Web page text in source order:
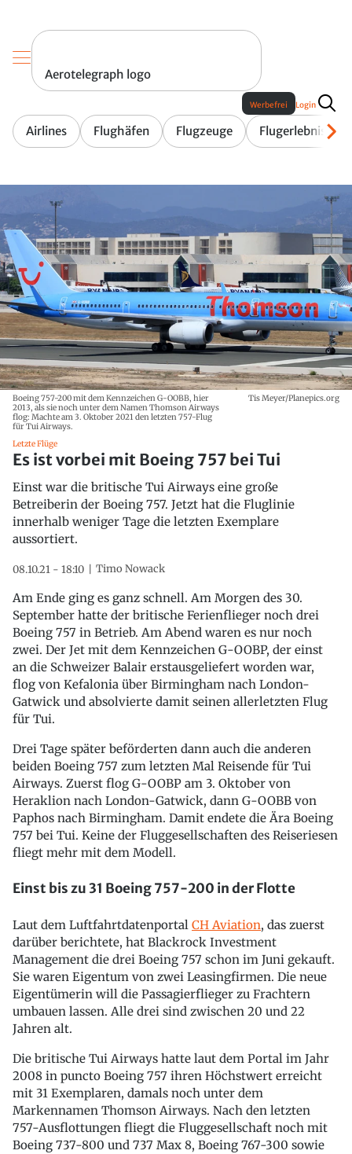
Aerotelegraph logo
Airlines Flughäfen Flugzeuge Flugerlebnis
Werbefrei Login
Boeing 757-200 mit dem Kennzeichen G-OOBB, hier
2013, als sie noch unter dem Namen Thomson Airways
flog: Machte am 3. Oktober 2021 den letzten 757-Flug
für Tui Airways.
Tis Meyer/Planepics.org
Letzte Flüge
Es ist vorbei mit Boeing 757 bei Tui
Einst war die britische Tui Airways eine große
Betreiberin der Boeing 757. Jetzt hat die Fluglinie
innerhalb weniger Tage die letzten Exemplare
aussortiert.
08.10.21 - 18:10 Timo Nowack
Am Ende ging es ganz schnell. Am Morgen des 30.
September hatte der britische Ferienflieger noch drei
Boeing 757 in Betrieb. Am Abend waren es nur noch
zwei. Der Jet mit dem Kennzeichen G-OOBP, der einst
an die Schweizer Balair erstausgeliefert worden war,
flog von Kefalonia über Birmingham nach London-
Gatwick und absolvierte damit seinen allerletzten Flug
für Tui.
Drei Tage später beförderten dann auch die anderen
beiden Boeing 757 zum letzten Mal Reisende für Tui
Airways. Zuerst flog G-OOBP am 3. Oktober von
Heraklion nach London-Gatwick, dann G-OOBB von
Paphos nach Birmingham. Damit endete die Ära Boeing
757 bei Tui. Keine der Fluggesellschaften des Reiseriesen
fliegt mehr mit dem Modell.
Einst bis zu 31 Boeing 757-200 in der Flotte
Laut dem Luftfahrtdatenportal CH Aviation, das zuerst
darüber berichtete, hat Blackrock Investment
Management die drei Boeing 757 schon im Juni gekauft.
Sie waren Eigentum von zwei Leasingfirmen. Die neue
Eigentümerin will die Passagierflieger zu Frachtern
umbauen lassen. Alle drei sind zwischen 20 und 22
Jahren alt.
Die britische Tui Airways hatte laut dem Portal im Jahr
2008 in puncto Boeing 757 ihren Höchstwert erreicht
mit 31 Exemplaren, damals noch unter dem
Markennamen Thomson Airways. Nach den letzten
757-Ausflottungen fliegt die Fluggesellschaft noch mit
Boeing 737-800 und 737 Max 8, Boeing 767-300 sowie